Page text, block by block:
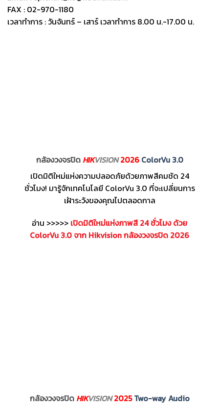
FAX : 02-970-1180
เวลาทำการ : วันจันทร์ – เสาร์ เวลาทำการ 8.00 น.-17.00 น.
กล้องวงจรปิด HIKVISION 2026 ColorVu 3.0
เปิดมิติใหม่แห่งความปลอดภัยด้วยภาพสีคมชัด 24
ชั่วโมง! มารู้จักเทคโนโลยี ColorVu 3.0 ที่จะเปลี่ยนการ
เฝ้าระวังของคุณไปตลอดกาล
อ่าน >>>>> เปิดมิติใหม่แห่งภาพสี 24 ชั่วโมง ด้วย
ColorVu 3.0 จาก Hikvision กล้องวงจรปิด 2026
กล้องวงจรปิด HIKVISION 2025 Two-way Audio